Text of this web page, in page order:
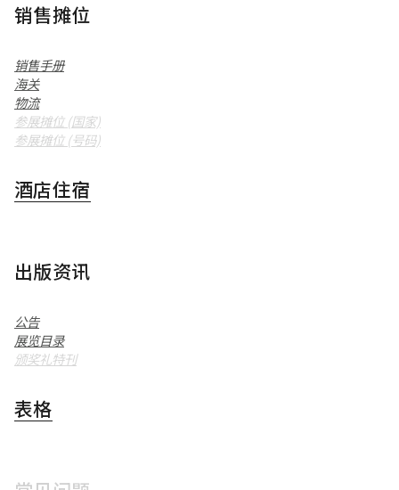
销售摊位
销售手册
海关
物流
参展摊位 (国家)
参展摊位 (号码)
酒店住宿
出版资讯
公告
展览目录
颁奖礼特刊
表格